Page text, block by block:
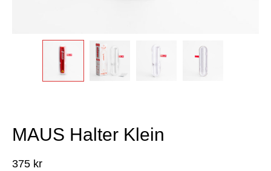
MAUS Halter Klein
375 kr